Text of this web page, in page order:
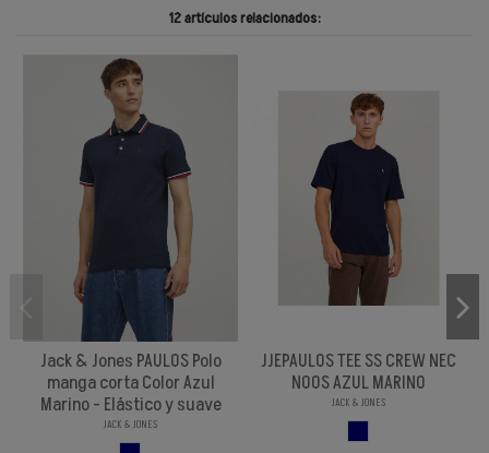
12 artículos relacionados:
Jack & Jones PAULOS Polo
manga corta Color Azul
Marino - Elástico y suave
JACK & JONES
JJEPAULOS TEE SS CREW NEC
NOOS AZUL MARINO
JACK & JONES